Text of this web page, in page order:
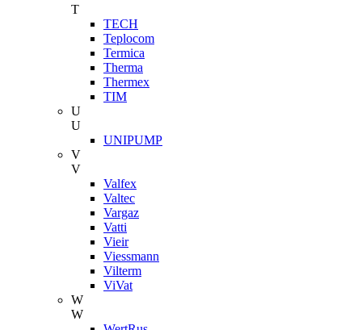
T
TECH
Teplocom
Termica
Therma
Thermex
TIM
U
U
UNIPUMP
V
V
Valfex
Valtec
Vargaz
Vatti
Vieir
Viessmann
Vilterm
ViVat
W
W